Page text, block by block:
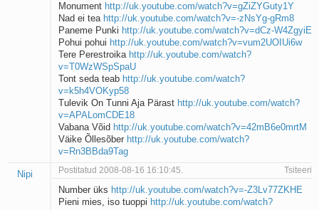
Monument http://uk.youtube.com/watch?v=gZiZYGuty1Y
Nad ei tea http://uk.youtube.com/watch?v=-zNsYg-gRm8
Paneme Punki http://uk.youtube.com/watch?v=dCz-W4ZgyiE
Pohui pohui http://uk.youtube.com/watch?v=vum2UOIUi6w
Tere Perestroika http://uk.youtube.com/watch?
v=T0WzWSpSpaU
Tont seda teab http://uk.youtube.com/watch?
v=k5h4VOKyp58
Tulevik On Tunni Aja Pärast http://uk.youtube.com/watch?
v=APALomCDE18
Vabana Võid http://uk.youtube.com/watch?v=42mB6e0mrtM
Väike Õllesõber http://uk.youtube.com/watch?
v=Rn3BBda9Tag
Nipi Postitatud 2008-08-16 16:10:45. Tsiteeri
Number üks http://uk.youtube.com/watch?v=-Z3Lv77ZKHE
Pieni mies, iso tuoppi http://uk.youtube.com/watch?